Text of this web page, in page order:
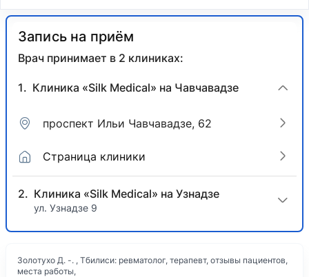
Запись на приём
Врач принимает в 2 клиниках:
Клиника «Silk Medical» на Чавчавадзе
проспект Ильи Чавчавадзе, 62
Страница клиники
Клиника «Silk Medical» на Узнадзе
ул. Узнадзе 9
Золотухо Д. -. , Тбилиси: ревматолог, терапевт, отзывы пациентов,
места работы,